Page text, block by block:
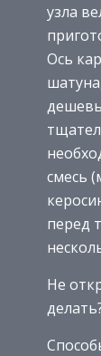
узла
Ось
смесь
перед
Не